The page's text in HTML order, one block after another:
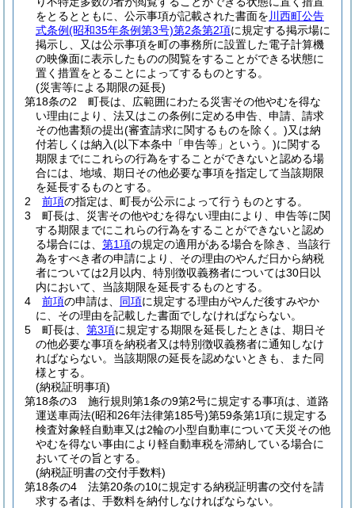
をとるとともに、公示事項が記載された書面を 川西町公告
式条例(昭和35年条例第3号)第2条第2項に規定する掲示場に
掲示し、又は公示事項を町の事務所に設置した電子計算機
の映像面に表示したものの閲覧をすることができる状態に
置く措置をとることによってするものとする。
(災害等による期限の延長)
第18条の2
町長は、広範囲にわたる災害その他やむを得な
い理由により、法又はこの条例に定める申告、申請、請求
その他書類の提出(審査請求に関するものを除く。)又は納
付若しくは納入(以下本条中「申告等」という。)に関する
期限までにこれらの行為をすることができないと認める場
合には、地域、期日その他必要な事項を指定して当該期限
を延長するものとする。
2
前項の指定は、町長が公示によって行うものとする。
3
町長は、災害その他やむを得ない理由により、申告等に関
する期限までにこれらの行為をすることができないと認め
る場合には、 第1項の規定の適用がある場合を除き、当該行
為をすべき者の申請により、その理由のやんだ日から納税
者については2月以内、特別徴収義務者については30日以
内において、当該期限を延長するものとする。
4
前項の申請は、 同項に規定する理由がやんだ後すみやか
に、その理由を記載した書面でしなければならない。
5
町長は、 第3項に規定する期限を延長したときは、期日そ
の他必要な事項を納税者又は特別徴収義務者に通知しなけ
ればならない。 当該期限の延長を認めないときも、また同
様とする。
(納税証明事項)
第18条の3
施行規則第1条の9第2号に規定する事項は、道路
運送車両法(昭和26年法律第185号)第59条第1項に規定する
検査対象軽自動車又は2輪の小型自動車について天災その他
やむを得ない事由により軽自動車税を滞納している場合に
おいてその旨とする。
(納税証明書の交付手数料)
第18条の4
法第20条の10に規定する納税証明書の交付を請
求する者は、手数料を納付しなければならない。